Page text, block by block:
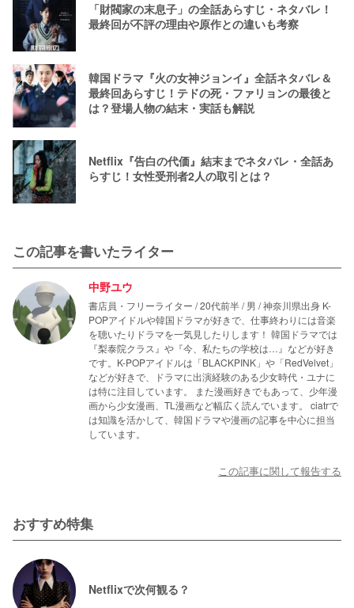
「財閥家の末息子」の全話あらすじ・ネタバレ！
最終回が不評の理由や原作との違いも考察
韓国ドラマ『火の女神ジョンイ』全話ネタバレ＆
最終回あらすじ！テドの死・ファリョンの最後と
は？登場人物の結末・実話も解説
Netflix『告白の代価』結末までネタバレ・全話あ
らすじ！女性受刑者2人の取引とは？
この記事を書いたライター
中野ユウ
書店員・フリーライター / 20代前半 / 男 / 神奈川県出身 K-
POPアイドルや韓国ドラマが好きで、仕事終わりには音楽
を聴いたりドラマを一気見したりします！ 韓国ドラマでは
『梨泰院クラス』や『今、私たちの学校は…』などが好き
です。K-POPアイドルは「BLACKPINK」や「RedVelvet」
などが好きで、ドラマに出演経験のある少女時代・ユナに
は特に注目しています。 また漫画好きでもあって、少年漫
画から少女漫画、TL漫画など幅広く読んでいます。 ciatrで
は知識を活かして、韓国ドラマや漫画の記事を中心に担当
しています。
この記事に関して報告する
おすすめ特集
Netflixで次何観る？